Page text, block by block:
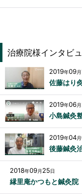
治療院様インタビ
2019年09月
佐藤は
2019年06月
小島鍼
2019年04月
後藤鍼
2018年09月 25日
縁里庵かつもと鍼